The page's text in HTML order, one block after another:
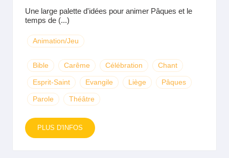
Une large palette d'idées pour animer Pâques et le
temps de (...)
Animation/Jeu
Bible Carême Célébration Chant
Esprit-Saint Evangile Liège Pâques
Parole Théâtre
PLUS D'INFOS